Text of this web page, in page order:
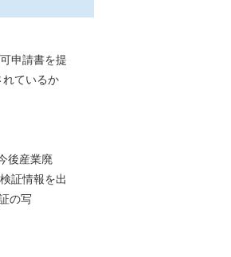
申請書を提
ているか
後産業廃
検証情報を出
の写